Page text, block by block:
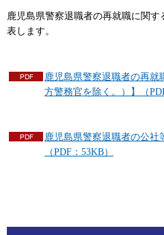
鹿児島県警察退職者の再就職に関
表します。
鹿児島県警察退職者の再
方警務官を除く。）】（
鹿児島県警察退職者の公社
（PDF：53KB）